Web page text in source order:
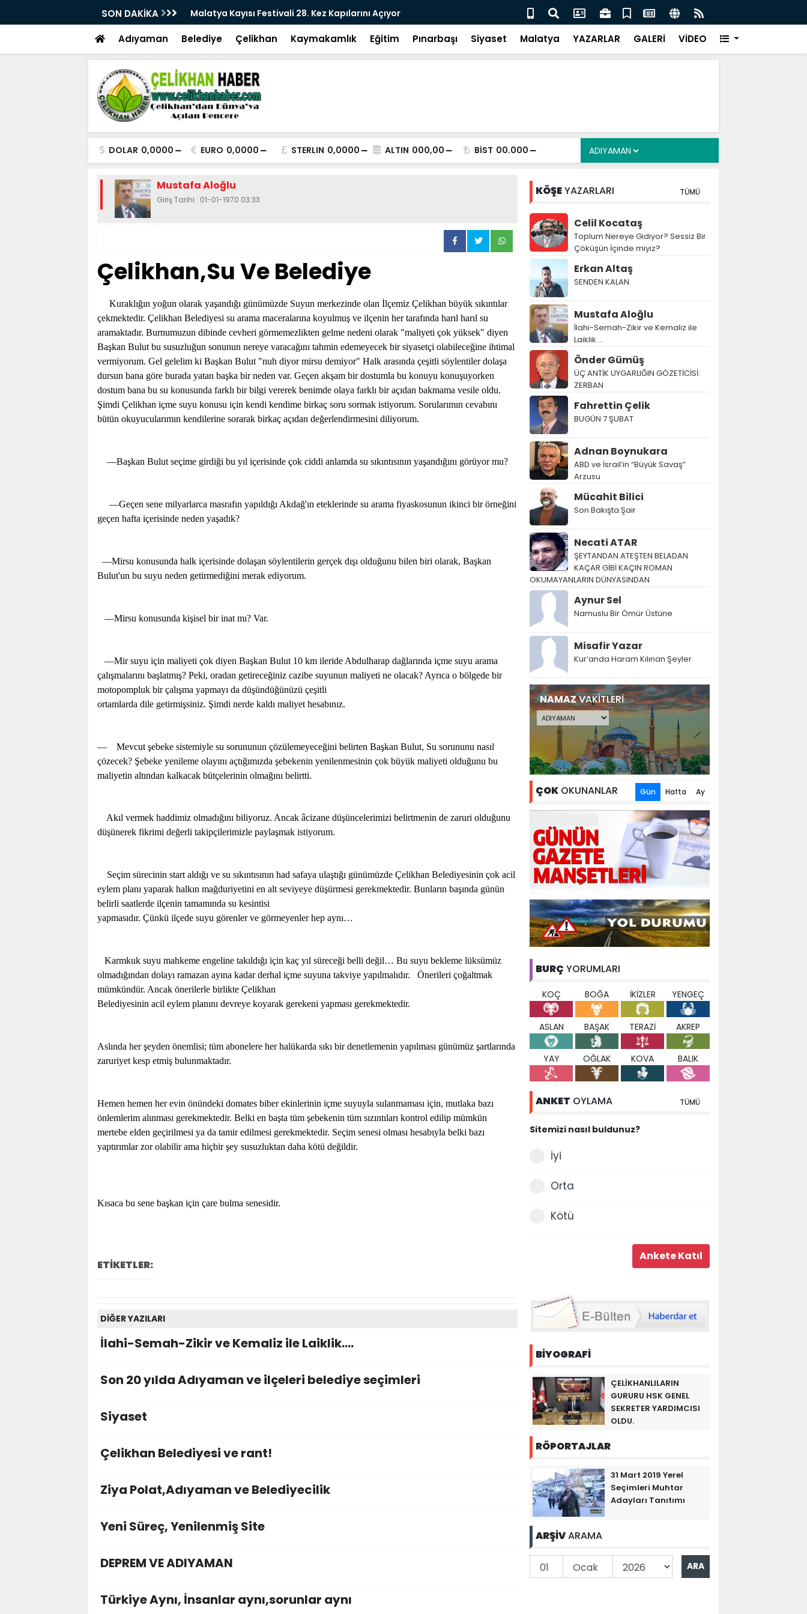
SON DAKİKA
altyapısıyla geleceğe hazırlanıyor Malatya Kayısı Festivali 28. Kez Kapılarını Açıyor Vesayetten Siyasete: DEM Parti’nin Tarihi Sınavı
Adıyaman Belediye Çelikhan Kaymakamlık Eğitim Pınarbaşı Siyaset Malatya YAZARLAR GALERİ VİDEO
DOLAR 0,0000 EURO 0,0000 STERLIN 0,0000 ALTIN 000,00 BİST 00.000
Mustafa Aloğlu
Giriş Tarihi : 01-01-1970 03:33
Çelikhan,Su Ve Belediye
Kuraklığın yoğun olarak yaşandığı günümüzde Suyun merkezinde olan İlçemiz Çelikhan büyük sıkıntılar
çekmektedir. Çelikhan Belediyesi su arama maceralarına koyulmuş ve ilçenin her tarafında harıl harıl su
aramaktadır. Burnumuzun dibinde cevheri görmemezlikten gelme nedeni olarak "maliyeti çok yüksek" diyen
Başkan Bulut bu susuzluğun sonunun nereye varacağını tahmin edemeyecek bir siyasetçi olabileceğine ihtimal
vermiyorum. Gel gelelim ki Başkan Bulut "nuh diyor mirsu demiyor" Halk arasında çeşitli söylentiler dolaşa
dursun bana göre burada yatan başka bir neden var. Geçen akşam bir dostumla bu konuyu konuşuyorken
dostum bana bu su konusunda farklı bir bilgi vererek benimde olaya farklı bir açıdan bakmama vesile oldu.
Şimdi Çelikhan içme suyu konusu için kendi kendime birkaç soru sormak istiyorum. Sorularımın cevabını
bütün okuyucularımın kendilerine sorarak birkaç açıdan değerlendirmesini diliyorum.
—Başkan Bulut seçime girdiği bu yıl içerisinde çok ciddi anlamda su sıkıntısının yaşandığını görüyor mu?
—Geçen sene milyarlarca masrafın yapıldığı Akdağ'ın eteklerinde su arama fiyaskosunun ikinci bir örneğini
geçen hafta içerisinde neden yaşadık?
—Mirsu konusunda halk içerisinde dolaşan söylentilerin gerçek dışı olduğunu bilen biri olarak, Başkan
Bulut'un bu suyu neden getirmediğini merak ediyorum.
—Mirsu konusunda kişisel bir inat mı? Var.
—Mir suyu için maliyeti çok diyen Başkan Bulut 10 km ileride Abdulharap dağlarında içme suyu arama
çalışmalarını başlatmış? Peki, oradan getireceğiniz cazibe suyunun maliyeti ne olacak? Ayrıca o bölgede bir
motopompluk bir çalışma yapmayı da düşündüğünüzü çeşitli
ortamlarda dile getirmişsiniz. Şimdi nerde kaldı maliyet hesabınız.
—
Mevcut şebeke sistemiyle su sorununun çözülemeyeceğini belirten Başkan Bulut, Su sorununu nasıl
çözecek? Şebeke yenileme olayını açtığımızda şebekenin yenilenmesinin çok büyük maliyeti olduğunu bu
maliyetin altından kalkacak bütçelerinin olmağını belirtti.
Akıl vermek haddimiz olmadığını biliyoruz. Ancak âcizane düşüncelerimizi belirtmenin de zaruri olduğunu
düşünerek fikrimi değerli takipçilerimizle paylaşmak istiyorum.
Seçim sürecinin start aldığı ve su sıkıntısının had safaya ulaştığı günümüzde Çelikhan Belediyesinin çok acil
eylem planı yaparak halkın mağduriyetini en alt seviyeye düşürmesi gerekmektedir. Bunların başında günün
belirli saatlerde ilçenin tamamında su kesintisi
yapmasıdır. Çünkü ilçede suyu görenler ve görmeyenler hep aynı…
Karmkuk suyu mahkeme engeline takıldığı için kaç yıl süreceği belli değil… Bu suyu bekleme lüksümüz
olmadığından dolayı ramazan ayına kadar derhal içme suyuna takviye yapılmalıdır. Önerileri çoğaltmak
mümkündür. Ancak önerilerle birlikte Çelikhan
Belediyesinin acil eylem planını devreye koyarak gerekeni yapması gerekmektedir.
Aslında her şeyden önemlisi; tüm abonelere her halükarda sıkı bir denetlemenin yapılması günümüz şartlarında
zaruriyet kesp etmiş bulunmaktadır.
Hemen hemen her evin önündeki domates biber ekinlerinin içme suyuyla sulanmaması için, mutlaka bazı
önlemlerim alınması gerekmektedir. Belki en başta tüm şebekenin tüm sızıntıları kontrol edilip mümkün
mertebe elden geçirilmesi ya da tamir edilmesi gerekmektedir. Seçim senesi olması hesabıyla belki bazı
yaptırımlar zor olabilir ama hiçbir şey susuzluktan daha kötü değildir.
Kısaca bu sene başkan için çare bulma senesidir.
ETİKETLER:
DİĞER YAZILARI
İlahi-Semah-Zikir ve Kemaliz ile Laiklik….
Son 20 yılda Adıyaman ve ilçeleri belediye seçimleri
Siyaset
Çelikhan Belediyesi ve rant!
Ziya Polat,Adıyaman ve Belediyecilik
Yeni Süreç, Yenilenmiş Site
DEPREM VE ADIYAMAN
Türkiye Aynı, İnsanlar aynı,sorunlar aynı
KÖŞEYAZARLARI TÜMÜ
Celil Kocataş
Toplum Nereye Gidiyor? Sessiz Bir
Çöküşün İçinde miyiz?
Erkan Altaş
SENDEN KALAN
Mustafa Aloğlu
İlahi-Semah-Zikir ve Kemaliz ile
Laiklik….
Önder Gümüş
ÜÇ ANTİK UYGARLIĞIN GÖZETİCİSİ:
ZERBAN
Fahrettin Çelik
BUGÜN 7 ŞUBAT
Adnan Boynukara
ABD ve İsrail’in “Büyük Savaş”
Arzusu
Mücahit Bilici
Son Bakışta Şair
Necati ATAR
ŞEYTANDAN ATEŞTEN BELADAN
KAÇAR GİBİ KAÇIN ROMAN
OKUMAYANLARIN DÜNYASINDAN
Aynur Sel
Namuslu Bir Ömür Üstüne
Misafir Yazar
Kur’anda Haram Kılınan Şeyler
NAMAZVAKİTLERİ
ÇOK OKUNANLAR Gün Hafta Ay
BURÇ YORUMLARI
KOÇ BOĞA İKİZLER YENGEÇ
ASLAN BAŞAK TERAZİ AKREP
YAY OĞLAK KOVA BALIK
ANKET OYLAMA TÜMÜ
Sitemizi nasıl buldunuz?
İyi
Orta
Kötü
BİYOGRAFİ
ÇELİKHANLILARIN
GURURU HSK GENEL
SEKRETER YARDIMCISI
OLDU.
RÖPORTAJLAR
31 Mart 2019 Yerel
Seçimleri Muhtar
Adayları Tanıtımı
ARŞİVARAMA